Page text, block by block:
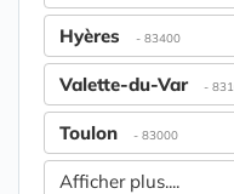
Hyères - 83400
Valette-du-Var -
Toulon - 83000
Afficher plus....